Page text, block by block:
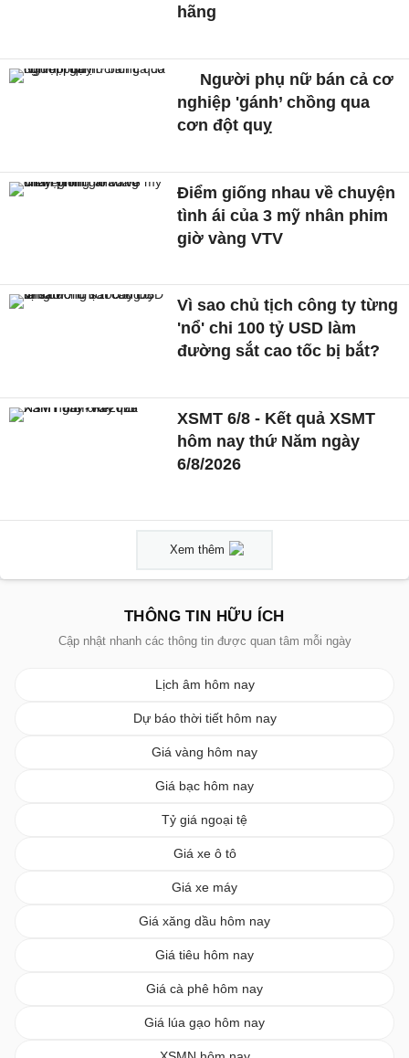
hãng
Người phụ nữ bán cả cơ
nghiệp 'gánh’ chồng qua
cơn đột quỵ
Điểm giống nhau về chuyện
tình ái của 3 mỹ nhân phim
giờ vàng VTV
Vì sao chủ tịch công ty từng
'nổ' chi 100 tỷ USD làm
đường sắt cao tốc bị bắt?
XSMT 6/8 - Kết quả XSMT
hôm nay thứ Năm ngày
6/8/2026
Xem thêm
THÔNG TIN HỮU ÍCH
Cập nhật nhanh các thông tin được quan tâm mỗi ngày
Lịch âm hôm nay
Dự báo thời tiết hôm nay
Giá vàng hôm nay
Giá bạc hôm nay
Tỷ giá ngoại tệ
Giá xe ô tô
Giá xe máy
Giá xăng dầu hôm nay
Giá tiêu hôm nay
Giá cà phê hôm nay
Giá lúa gạo hôm nay